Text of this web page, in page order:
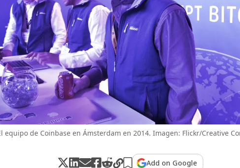
equipo de Coinbase en Ámsterdam en 2014. Imagen: Flickr/Creative
Add on Google